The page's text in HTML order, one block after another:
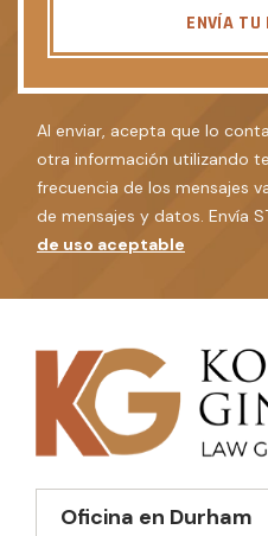
ENVÍA TU
Al enviar, acepta que lo
otra información utilizando
frecuencia de los mensajes
de mensajes y datos. Envía
de uso aceptable